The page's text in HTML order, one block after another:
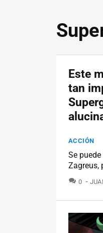
Este
tan
ACCIÓN
Se
Zagreus,
0